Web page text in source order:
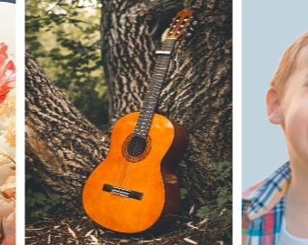
0"> 0">